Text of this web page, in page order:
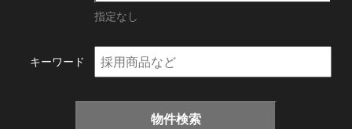
指定なし
キーワード
物件検索